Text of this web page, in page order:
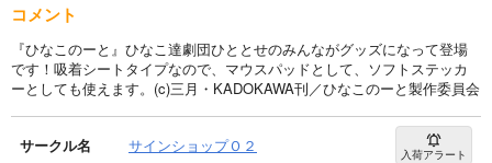
コメント
『ひなこのーと』ひなこ達劇団ひととせのみんながグッズになって登場
です！吸着シートタイプなので、マウスパッドとして、ソフトステッカ
ーとしても使えます。(c)三月・KADOKAWA刊／ひなこのーと製作委員会
サークル名 サインショップＯ２ 入荷アラート